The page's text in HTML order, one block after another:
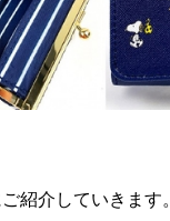
紹介していきます。